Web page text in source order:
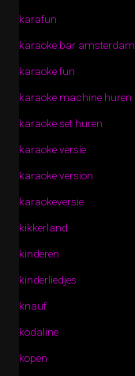
karafun
karaoke bar amsterdam
karaoke fun
karaoke machine huren
karaoke set huren
karaoke versie
karaoke version
karaokeversie
kikkerland
kinderen
kinderliedjes
knauf
kodaline
kopen